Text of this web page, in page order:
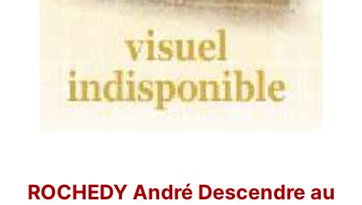
ROCHEDY André Descendre au